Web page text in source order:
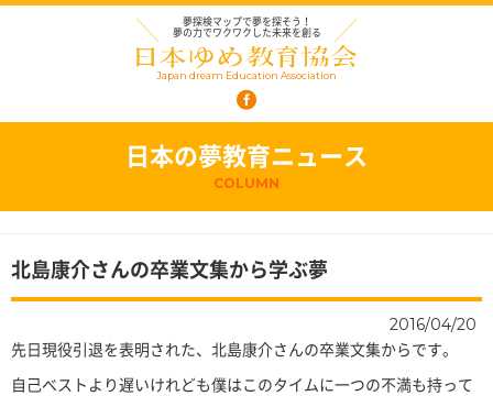
夢探検マップで夢を探そう！
夢の力でワクワクした未来を創る
Japan dream Education Association
日本の夢教育ニュース
COLUMN
北島康介さんの卒業文集から学ぶ夢
2016/04/20
先日現役引退を表明された、北島康介さんの卒業文集からです。
自己ベストより遅いけれども僕はこのタイムに一つの不満も持って